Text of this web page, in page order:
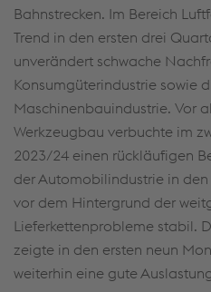
Bahnstrecken. Im Bereich
Trend in den ersten drei
unverändert schwache
Konsumgüterindustrie sowie
Maschinenbauindustrie. Vor
Werkzeugbau verbuchte im
2023/24 einen rückläufigen
der Automobilindustrie in
vor dem Hintergrund der
Lieferkettenprobleme stabil.
zeigte in den ersten neun
weiterhin eine gute